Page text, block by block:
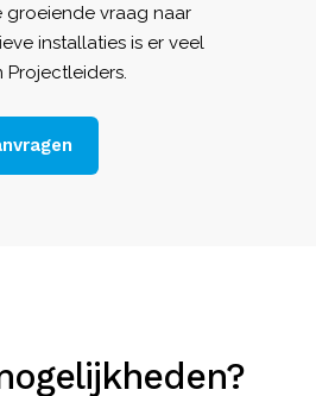
groeiende vraag naar
installaties is er veel